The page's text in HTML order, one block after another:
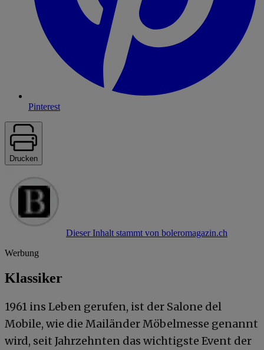
Pinterest
Drucken
Dieser Inhalt stammt von boleromagazin.ch
Werbung
Klassiker
1961 ins Leben gerufen, ist der Salone del
Mobile, wie die Mailänder Möbelmesse genannt
wird, seit Jahrzehnten das wichtigste Event der